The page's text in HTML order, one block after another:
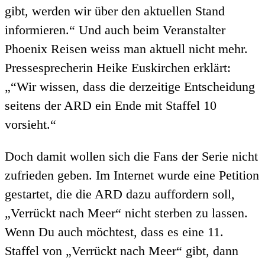
gibt, werden wir über den aktuellen Stand
informieren.“ Und auch beim Veranstalter
Phoenix Reisen weiss man aktuell nicht mehr.
Pressesprecherin Heike Euskirchen erklärt:
„“Wir wissen, dass die derzeitige Entscheidung
seitens der ARD ein Ende mit Staffel 10
vorsieht.“
Doch damit wollen sich die Fans der Serie nicht
zufrieden geben. Im Internet wurde eine Petition
gestartet, die die ARD dazu auffordern soll,
„Verrückt nach Meer“ nicht sterben zu lassen.
Wenn Du auch möchtest, dass es eine 11.
Staffel von „Verrückt nach Meer“ gibt, dann